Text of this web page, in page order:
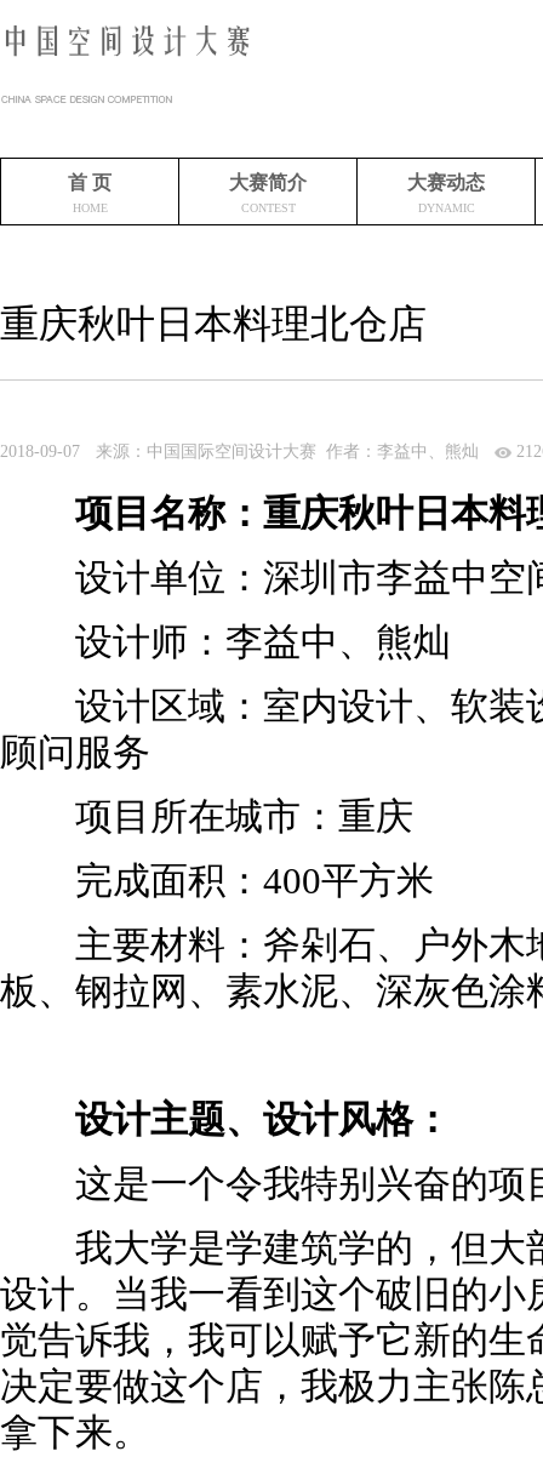
首 页
HOME
大赛简介
CONTEST
大赛动态
DYNAMIC
重庆秋叶日本料理北仓店
2018-09-07 来源：中国国际空间设计大赛 作者：李益中、熊灿
项目名称：重庆秋叶日本料
设计单位：深圳市李益中空
设计师：李益中、熊灿
设计区域：室内设计、软装
顾问服务
项目所在城市：重庆
完成面积：400平方米
主要材料：斧剁石、户外木
板、钢拉网、素水泥、深灰色涂
设计主题、设计风格：
这是一个令我特别兴奋的项
我大学是学建筑学的，但大
设计。当我一看到这个破旧的
觉告诉我，我可以赋予它新的
决定要做这个店，我极力主张
拿下来。